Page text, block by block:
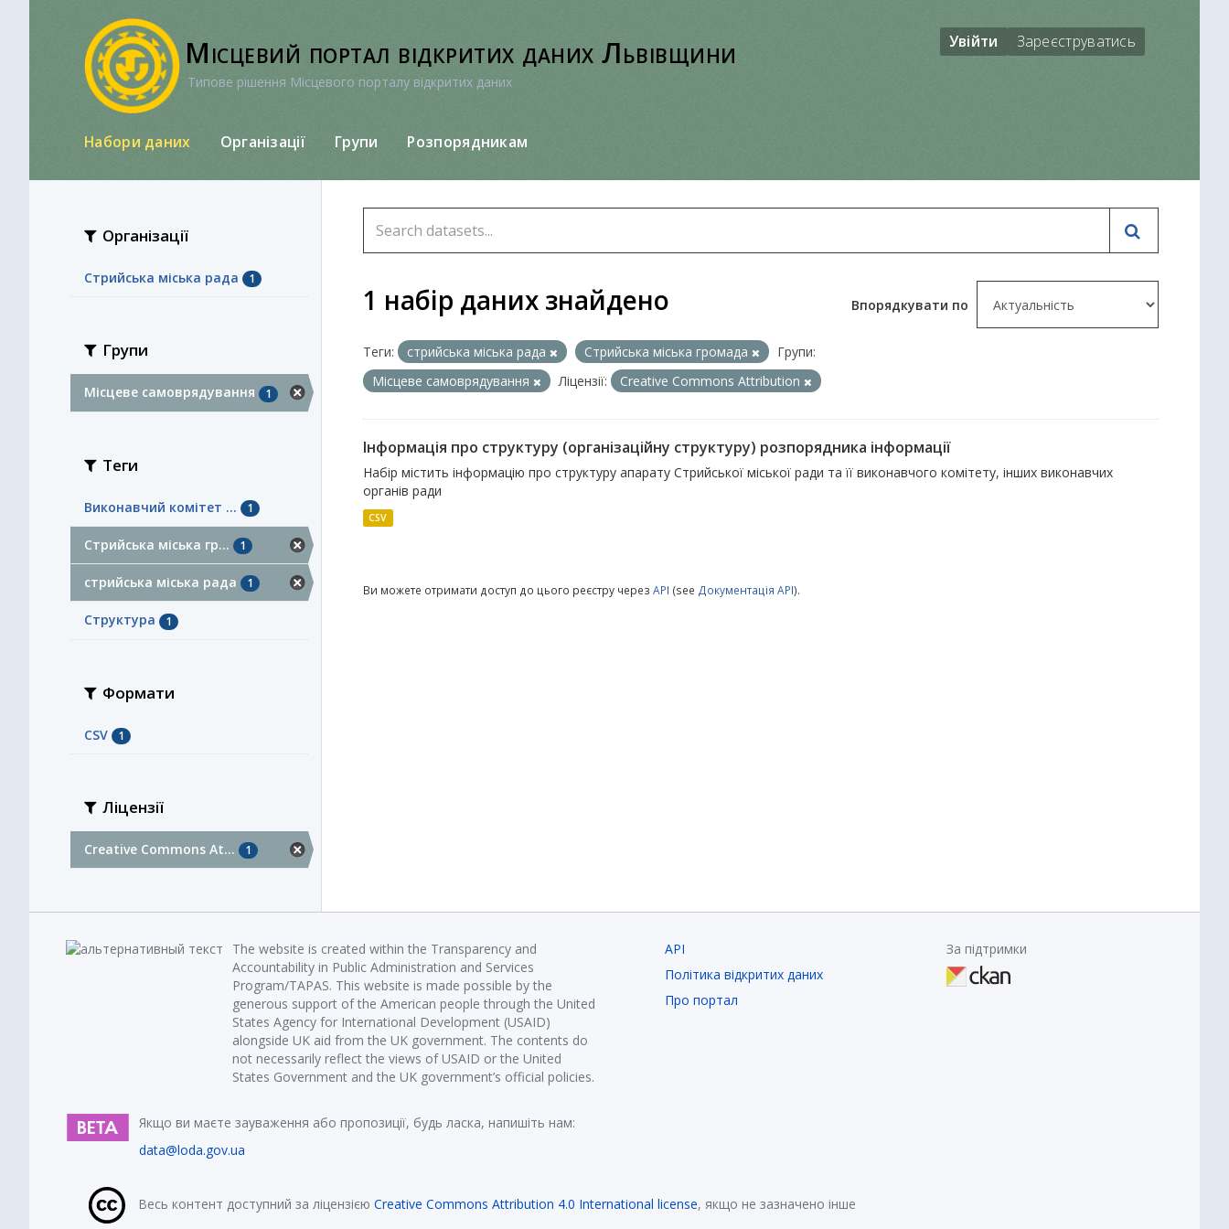
Місцевий портал відкритих даних Львівщини
Типове рішення Місцевого порталу відкритих даних
Увійти Зареєструватись
Набори даних Організації Групи Розпорядникам
Організації
Стрийська міська рада 1
Групи
Місцеве самоврядування 1
Теги
Виконавчий комітет ... 1
Стрийська міська гр... 1
стрийська міська рада 1
Структура 1
Формати
CSV 1
Ліцензії
Creative Commons At... 1
Впорядкувати по
1 набір даних знайдено
Теги: стрийська міська рада Стрийська міська громада
Групи:
Місцеве самоврядування
Ліцензії: Creative Commons Attribution
Інформація про структуру (організаційну структуру) розпорядника інформації
Набір містить інформацію про структуру апарату Стрийської міської ради та її виконавчого комітету, інших виконавчих
органів ради
CSV
Ви можете отримати доступ до цього реєстру через API (see Документація API).
The website is created within the Transparency and
Accountability in Public Administration and Services
Program/TAPAS. This website is made possible by the
generous support of the American people through the United
States Agency for International Development (USAID)
alongside UK aid from the UK government. The contents do
not necessarily reflect the views of USAID or the United
States Government and the UK government’s official policies.
Якщо ви маєте зауваження або пропозиції, будь ласка, напишіть нам:
data@loda.gov.ua
API
Політика відкритих даних
Про портал
За підтримки
Весь контент доступний за ліцензією Creative Commons Attribution 4.0 International license, якщо не зазначено інше